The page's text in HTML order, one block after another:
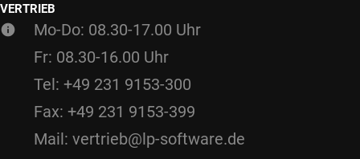
VERTRIEB
Mo-Do: 08.30-17.00 Uhr
Fr: 08.30-16.00 Uhr
Tel: +49 231 9153-300
Fax: +49 231 9153-399
Mail: vertrieb@lp-software.de